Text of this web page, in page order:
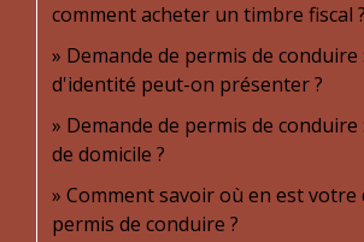
comment acheter un timbre fiscal ?
Demande de permis de conduire
d'identité peut-on présenter ?
Demande de permis de
de domicile ?
Comment savoir où en est votre
permis de conduire ?